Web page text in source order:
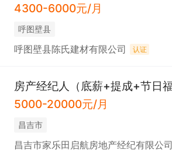
4300-6000元/月
呼图壁县
呼图壁县陈氏建材有限公司 认证
5000-20000元/月
昌吉市
昌吉市家乐田启航房地产经纪有限公司